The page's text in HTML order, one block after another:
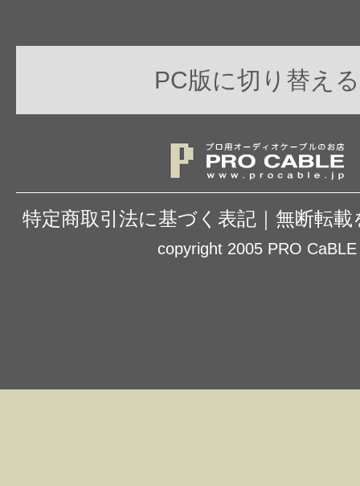
PC版に切り替える
特定商取引法に基づく表記 無断転載
copyright 2005 PRO CaBLE